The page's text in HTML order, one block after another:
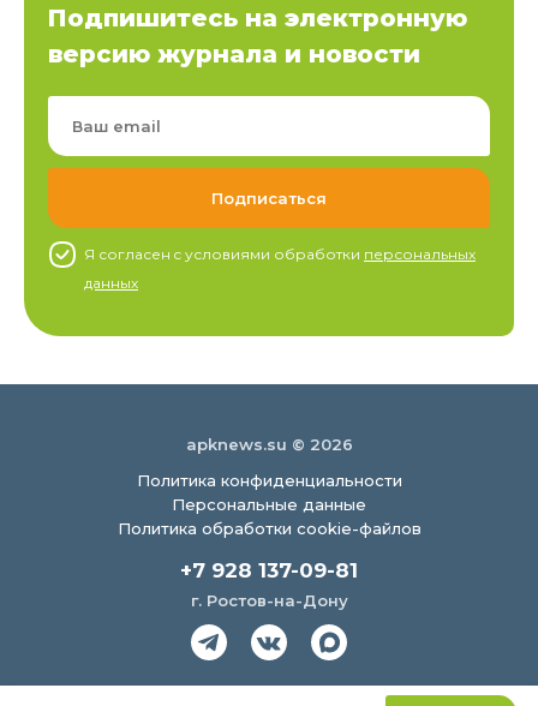
Подпишитесь на электронную
версию журнала и новости
Я согласен c условиями обработки персональных
данных
apknews.su © 2026
Политика конфиденциальности
Персональные данные
Политика обработки cookie-файлов
+7 928 137-09-81
г. Ростов-на-Дону